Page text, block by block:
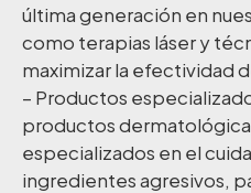
última generación en
como terapias láser y
maximizar la efectividad
– Productos
productos
especializados en el
ingredientes agresivos,